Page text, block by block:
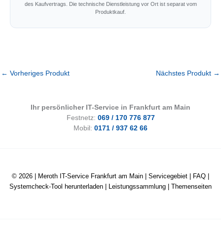
des Kaufvertrags. Die technische Dienstleistung vor Ort ist separat vom
Produktkauf.
← Vorheriges Produkt Nächstes Produkt →
Ihr persönlicher IT-Service in Frankfurt am Main
Festnetz: 069 / 170 776 877
Mobil: 0171 / 937 62 66
© 2026 | Meroth IT-Service Frankfurt am Main Servicegebiet FAQ
Systemcheck-Tool herunterladen
Leistungssammlung Themenseiten